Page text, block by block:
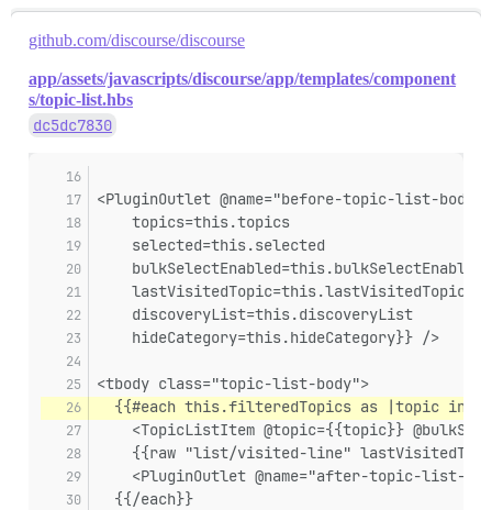
github.com/discourse/discourse
app/assets/javascripts/discourse/app/templates/component
s/topic-list.hbs
dc5dc7830
<PluginOutlet @name="before-topic-list-body"
    topics=this.topics
    selected=this.selected
    bulkSelectEnabled=this.bulkSelectEnabled
    lastVisitedTopic=this.lastVisitedTopic
    discoveryList=this.discoveryList
    hideCategory=this.hideCategory}} />
<tbody class="topic-list-body">
{{#each this.filteredTopics as |topic
<TopicListItem @topic={{topic}}
{{raw "list/visited-line"
<PluginOutlet @name="after-topic-list-
  {{/each}}